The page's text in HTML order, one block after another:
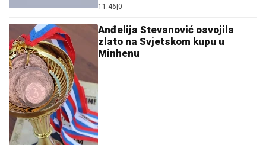
11:46 0
Anđelija Stevanović osvojila
zlato na Svjetskom kupu u
Minhenu